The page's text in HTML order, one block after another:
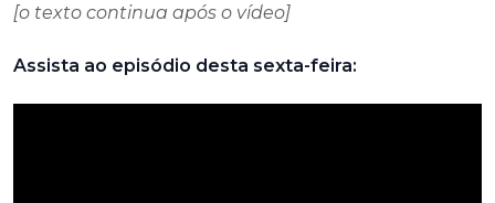
[o texto continua após o vídeo]
Assista ao episódio desta sexta-feira: